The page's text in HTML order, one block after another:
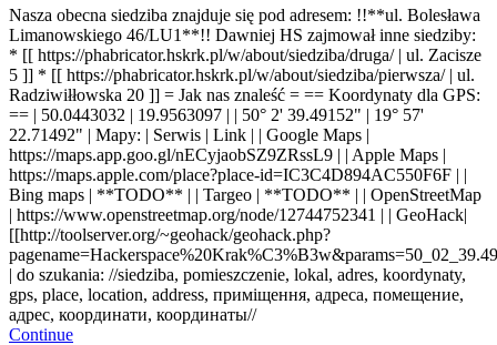
Nasza obecna siedziba znajduje się pod adresem: !!**ul. Bolesława
Limanowskiego 46/LU1**!! Dawniej HS zajmował inne siedziby:
* [[ https://phabricator.hskrk.pl/w/about/siedziba/druga/ | ul. Zacisze
5 ]] * [[ https://phabricator.hskrk.pl/w/about/siedziba/pierwsza/ | ul.
Radziwiłłowska 20 ]] = Jak nas znaleść = == Koordynaty dla GPS:
== | 50.0443032 | 19.9563097 | | 50° 2' 39.49152" | 19° 57'
22.71492" | Mapy: | Serwis | Link | | Google Maps |
https://maps.app.goo.gl/nECyjaobSZ9ZRssL9 | | Apple Maps |
https://maps.apple.com/place?place-id=IC3C4D894AC550F6F | |
Bing maps | **TODO** | | Targeo | **TODO** | | OpenStreetMap
| https://www.openstreetmap.org/node/12744752341 | | GeoHack|
[[http://toolserver.org/~geohack/geohack.php?
| do szukania: //siedziba, pomieszczenie, lokal, adres, koordynaty,
gps, place, location, address, приміщення, адреса, помещение,
адрес, координати, координаты//
Continue